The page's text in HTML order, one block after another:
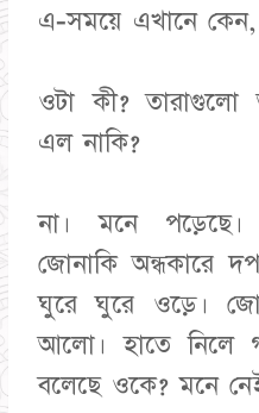
এ-সময়ে এখানে কেন,
ওটা কী?
এল নাকি?
না। মনে
জোনাকি অন্ধকারে
ঘুরে ঘুরে ওড়ে।
আলো। হাতে নিলে
বলেছে ওকে? মনে